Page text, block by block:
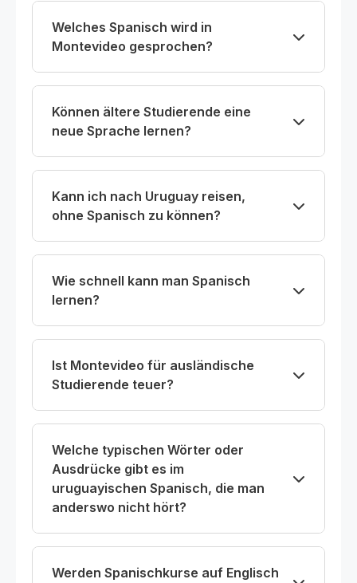
Welches Spanisch wird in
Montevideo gesprochen?
Können ältere Studierende eine
neue Sprache lernen?
Kann ich nach Uruguay reisen,
ohne Spanisch zu können?
Wie schnell kann man Spanisch
lernen?
Ist Montevideo für ausländische
Studierende teuer?
Welche typischen Wörter oder
Ausdrücke gibt es im
uruguayischen Spanisch, die man
anderswo nicht hört?
Werden Spanischkurse auf Englisch